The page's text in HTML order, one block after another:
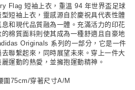
上)免運費
Flag 短袖上衣，重溫 94 年世界盃足球
短袖上衣，靈感源自於慶祝具代表性體
和現代品質融為一體。充滿活力的印花
棉質面料則使其成為一種舒適且自豪地
Originals 系列的一部分，它是一件
聯繫起來，同時展望未來。穿上一件大
運動的熱愛，並擁抱運動精神。
圍75cm/穿著尺寸A/M